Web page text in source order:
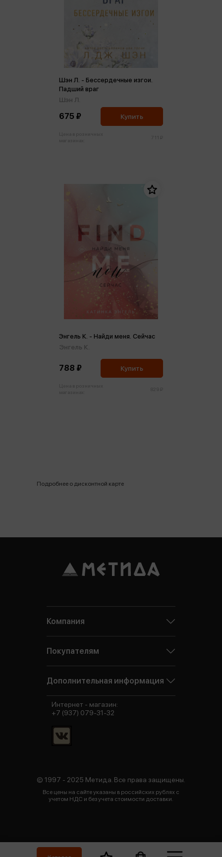
Шэн Л. - Бессердечные изгои.
Падший враг
Шэн Л.
675 ₽ Купить
Энгель К. - Найди меня. Сейчас
Энгель К.
788 ₽ Купить
Подробнее о дисконтной карте
Компания
Покупателям
Дополнительная информация
© 1997 - 2025 Метида. Все права защищены.
Все цены на сайте указаны в российских рублях с
учетом НДС и без учета стоимости доставки.
Интернет - магазин:
+7 (937) 079-31-32